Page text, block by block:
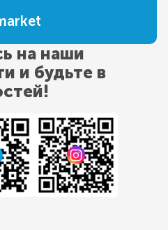
на наши
и будьте в